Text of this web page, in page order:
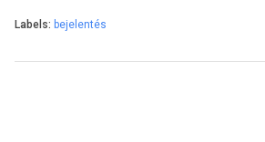
Labels: bejelentés